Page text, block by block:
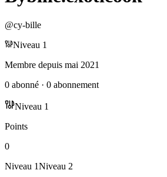
@cy-bille
Niveau 1
Membre depuis mai 2021
0 abonné · 0 abonnement
Niveau 1
Points
0
Niveau 1Niveau 2